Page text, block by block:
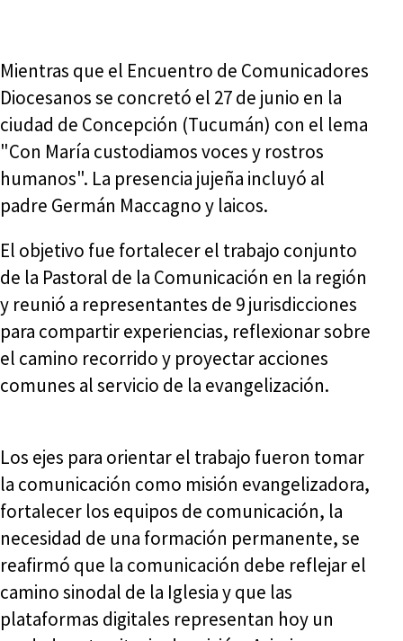
Mientras que el Encuentro de Comunicadores
Diocesanos se concretó el 27 de junio en la
ciudad de Concepción (Tucumán) con el lema
"Con María custodiamos voces y rostros
humanos". La presencia jujeña incluyó al
padre Germán Maccagno y laicos.
El objetivo fue fortalecer el trabajo conjunto
de la Pastoral de la Comunicación en la región
y reunió a representantes de 9 jurisdicciones
para compartir experiencias, reflexionar sobre
el camino recorrido y proyectar acciones
comunes al servicio de la evangelización.
Los ejes para orientar el trabajo fueron tomar
la comunicación como misión evangelizadora,
fortalecer los equipos de comunicación, la
necesidad de una formación permanente, se
reafirmó que la comunicación debe reflejar el
camino sinodal de la Iglesia y que las
plataformas digitales representan hoy un